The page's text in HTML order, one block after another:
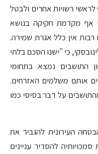
רשויות אחרים ולבטל
אף מקדמת חקיקה בנושא
אין כלל אגרת שמירה.
כי "ישנו הסכם בלתי
התושבים נמצא בתחומי
אותם משלמים האזרחים.
על דבר בסיסי כמו
העירונית להגביר את
להסדיר עניינים